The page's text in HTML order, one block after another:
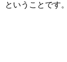
ということです。